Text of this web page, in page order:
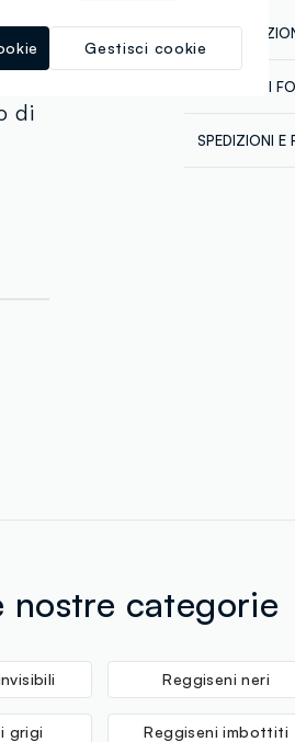
si
di
CATENA DI
Il 100% dei
SPEDIZIONI E
nostre categorie
Reggiseni neri
grigi Reggiseni imbottiti
Gestisci cookie